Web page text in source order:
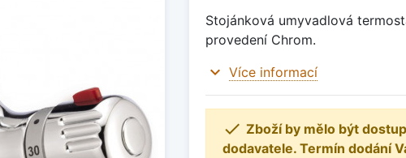
Stojánková umyvadlová
provedení Chrom.
expand_more Více informací
 Zboží by mělo být
dodavatele. Termín dodání